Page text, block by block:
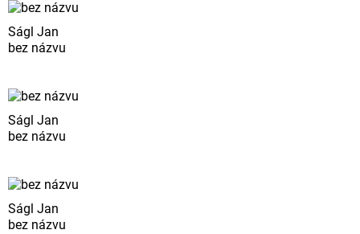
Ságl Jan
bez názvu
Ságl Jan
bez názvu
Ságl Jan
bez názvu